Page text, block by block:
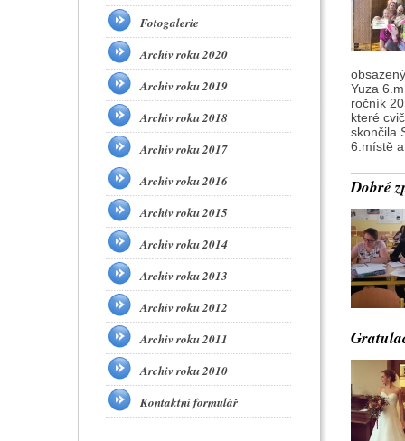
Yuza
ročník
které
skončila
6.místě
Dobré
Fotogalerie
Archiv roku 2020
Archiv roku 2019
Archiv roku 2018
Archiv roku 2017
Archiv roku 2016
Archiv roku 2015
Archiv roku 2014
Archiv roku 2013
Archiv roku 2012
Archiv roku 2011
Archiv roku 2010
Kontaktní formulář